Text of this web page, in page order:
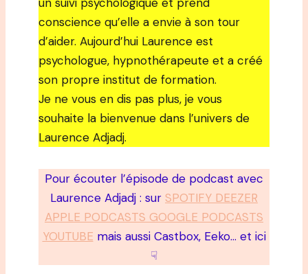
conscience qu’elle a envie à son tour
d’aider. Aujourd’hui Laurence est
psychologue, hypnothérapeute et a créé
son propre institut de formation.
Je ne vous en dis pas plus, je vous
souhaite la bienvenue dans l’univers de
Laurence Adjadj.
Pour écouter l’épisode de podcast avec
Laurence Adjadj : sur SPOTIFY DEEZER
APPLE PODCASTS GOOGLE PODCASTS
YOUTUBE mais aussi Castbox, Eeko… et ici
☟